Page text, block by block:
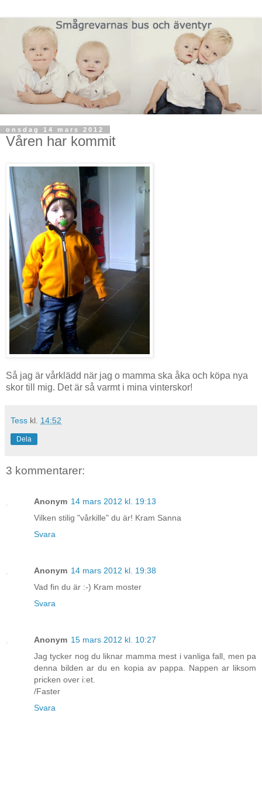
onsdag 14 mars 2012
Våren har kommit
Så jag är vårklädd när jag o mamma ska åka och köpa nya
skor till mig. Det är så varmt i mina vinterskor!
Tess kl. 14:52
Dela
3 kommentarer:
Anonym 14 mars 2012 kl. 19:13
Vilken stilig "vårkille" du är! Kram Sanna
Svara
Anonym 14 mars 2012 kl. 19:38
Vad fin du är :-) Kram moster
Svara
Anonym 15 mars 2012 kl. 10:27
Jag tycker nog du liknar mamma mest i vanliga fall, men pa
denna bilden ar du en kopia av pappa. Nappen ar liksom
pricken over i:et.
/Faster
Svara